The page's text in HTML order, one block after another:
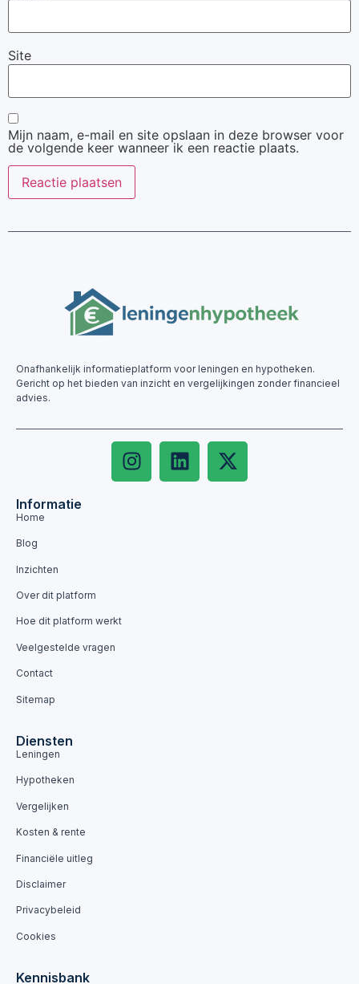
Site
Mijn naam, e-mail en site opslaan in deze browser voor
de volgende keer wanneer ik een reactie plaats.
Onafhankelijk informatieplatform voor leningen en hypotheken.
Gericht op het bieden van inzicht en vergelijkingen zonder financieel
advies.
Informatie
Home
Blog
Inzichten
Over dit platform
Hoe dit platform werkt
Veelgestelde vragen
Contact
Sitemap
Diensten
Leningen
Hypotheken
Vergelijken
Kosten & rente
Financiële uitleg
Disclaimer
Privacybeleid
Cookies
Kennisbank